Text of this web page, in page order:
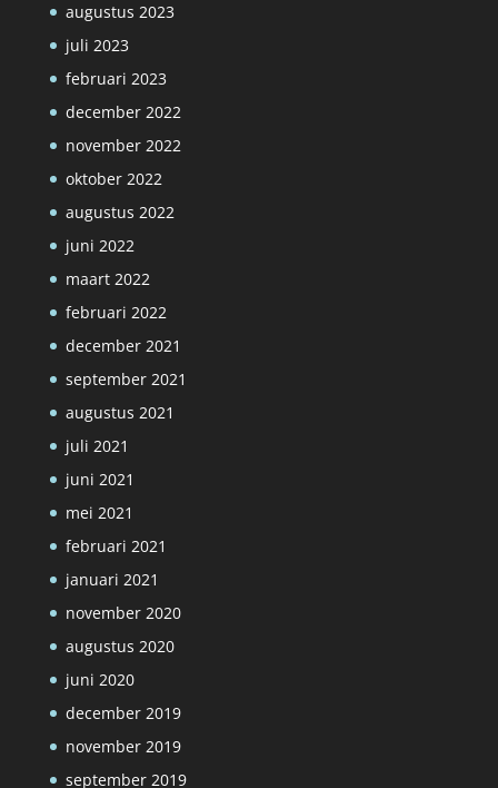
augustus 2023
juli 2023
februari 2023
december 2022
november 2022
oktober 2022
augustus 2022
juni 2022
maart 2022
februari 2022
december 2021
september 2021
augustus 2021
juli 2021
juni 2021
mei 2021
februari 2021
januari 2021
november 2020
augustus 2020
juni 2020
december 2019
november 2019
september 2019